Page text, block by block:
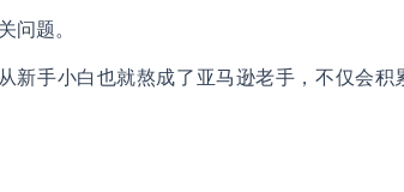
问题。
新手小白也就熬成了亚马逊老手，不仅会积